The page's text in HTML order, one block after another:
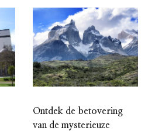
Ontdek de betovering
van de mysterieuze